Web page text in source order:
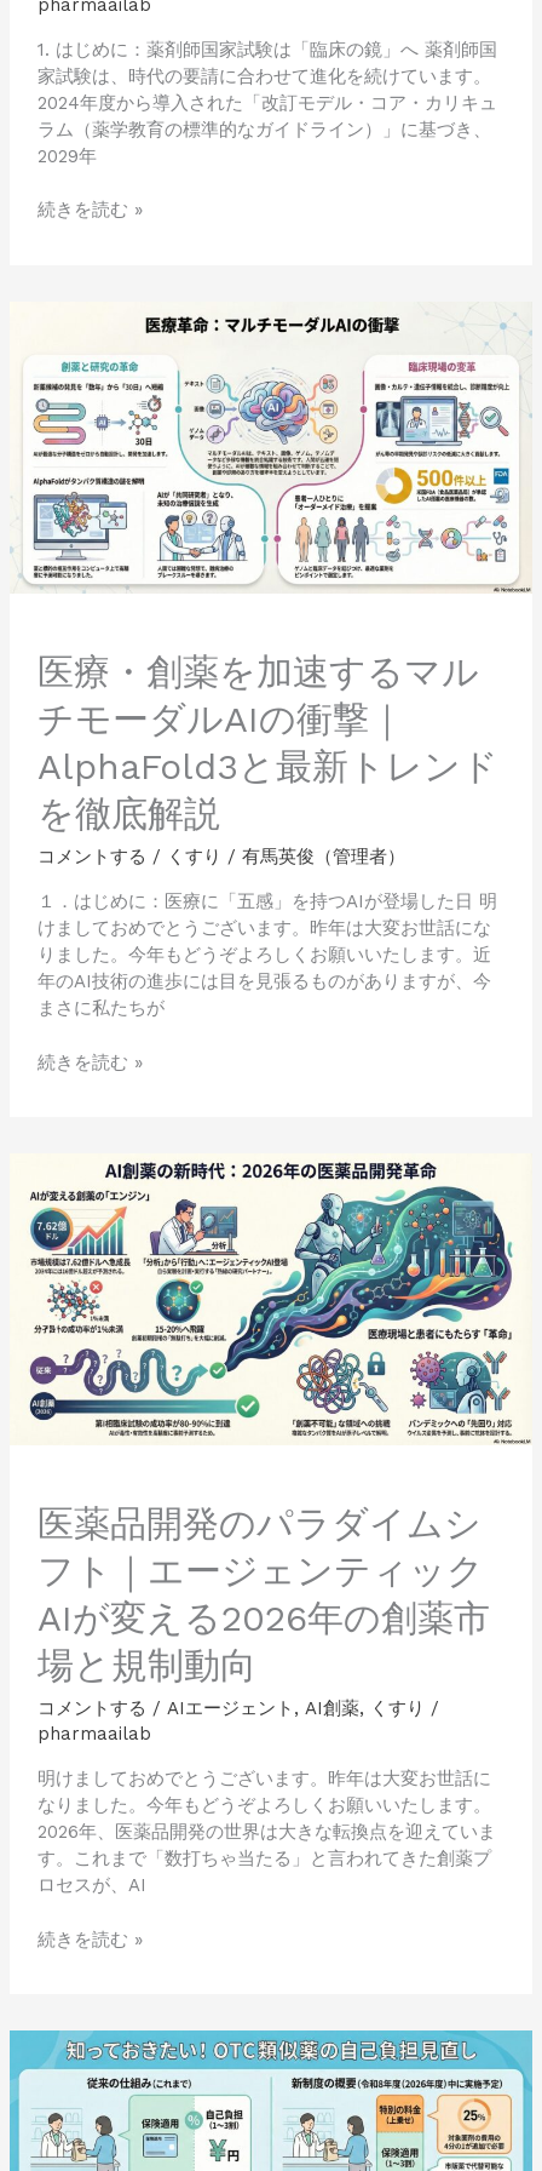
pharmaailab
1. はじめに：薬剤師国家試験は「臨床の鏡」へ 薬剤師国
家試験は、時代の要請に合わせて進化を続けています。
2024年度から導入された「改訂モデル・コア・カリキュ
ラム（薬学教育の標準的なガイドライン）」に基づき、
2029年
全
貌
と
現
場
が
る
続きを読む »
医療・創薬を加速するマル
チモーダルAIの衝撃｜
AlphaFold3と最新トレンド
を徹底解説
コメントする / くすり / 有馬英俊（管理者）
１．はじめに：医療に「五感」を持つAIが登場した日 明
けましておめでとうございます。昨年は大変お世話にな
りました。今年もどうぞよろしくお願いいたします。近
年のAI技術の進歩には目を見張るものがありますが、今
まさに私たちが
薬
を
加
速
す
る
マ
ル
ー
ダ
ル
AI
の
撃
｜
AlphaFold3
と
最
新
ト
レ
ド
説
続きを読む »
医薬品開発のパラダイムシ
フト｜エージェンティック
AIが変える2026年の創薬市
場と規制動向
コメントする / AIエージェント , AI創薬, くすり /
pharmaailab
明けましておめでとうございます。昨年は大変お世話に
なりました。今年もどうぞよろしくお願いいたします。
2026年、医薬品開発の世界は大きな転換点を迎えていま
す。これまで「数打ちゃ当たる」と言われてきた創薬プ
ロセスが、AI
薬
品
開
発
の
パ
ラ
ダ
イ
ト
｜
エ
ー
ジ
ェ
ン
テ
ィ
ク
AI
が
変
え
2026
薬
市
と
規
続きを読む »
2027
年
入！
OTC